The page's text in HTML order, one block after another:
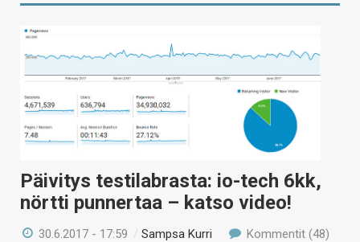
Päivitys testilabrasta: io-tech 6kk,
nörtti punnertaa – katso video!
30.6.2017 - 17:59 /Sampsa Kurri Kommentit (48)